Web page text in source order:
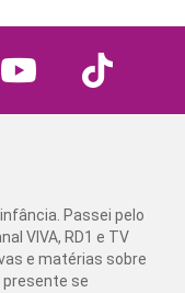
youtube tiktok
Passei pelo
VIVA, RD1 e TV
e matérias sobre
presente se